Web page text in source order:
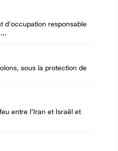
d'occupation responsable
sous la protection de
entre l’Iran et Israël et